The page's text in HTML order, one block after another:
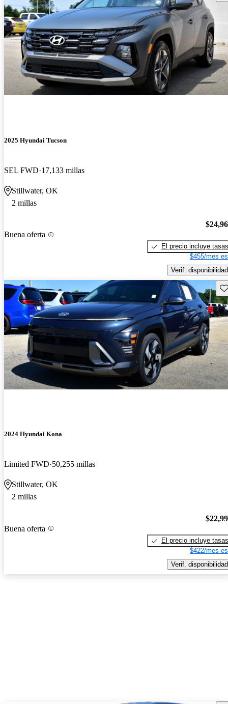
2025 Hyundai Tucson
SEL FWD 17,133 millas
Stillwater, OK
2 millas
Buena oferta
El precio incluye tasas
$455/mes
Verif. disponibilidad
2024 Hyundai Kona
Limited FWD 50,255 millas
Stillwater, OK
2 millas
Buena oferta
El precio incluye tasas
$422/mes
Verif. disponibilidad